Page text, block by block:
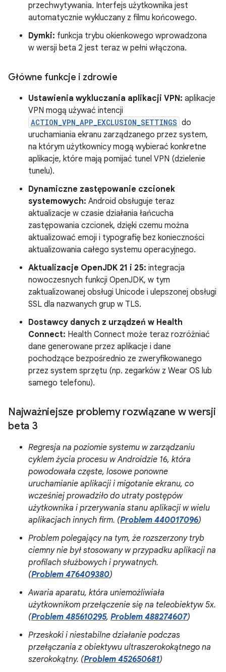
przechwytywania. Interfejs użytkownika jest
automatycznie wykluczany z filmu końcowego.
Dymki: funkcja trybu okienkowego wprowadzona
w wersji beta 2 jest teraz w pełni włączona.
Główne funkcje i zdrowie
Ustawienia wykluczania aplikacji VPN: aplikacje
VPN mogą używać intencji
ACTION_VPN_APP_EXCLUSION_SETTINGS do
uruchamiania ekranu zarządzanego przez system,
na którym użytkownicy mogą wybierać konkretne
aplikacje, które mają pomijać tunel VPN (dzielenie
tunelu).
Dynamiczne zastępowanie czcionek
systemowych: Android obsługuje teraz
aktualizacje w czasie działania łańcucha
zastępowania czcionek, dzięki czemu można
aktualizować emoji i typografię bez konieczności
aktualizowania całego systemu operacyjnego.
Aktualizacje OpenJDK 21 i 25: integracja
nowoczesnych funkcji OpenJDK, w tym
zaktualizowanej obsługi Unicode i ulepszonej obsługi
SSL dla nazwanych grup w TLS.
Dostawcy danych z urządzeń w Health
Connect: Health Connect może teraz rozróżniać
dane generowane przez aplikacje i dane
pochodzące bezpośrednio ze zweryfikowanego
przez system sprzętu (np. zegarków z Wear OS lub
samego telefonu).
Najważniejsze problemy rozwiązane w wersji
beta 3
Regresja na poziomie systemu w zarządzaniu
cyklem życia procesu w Androidzie 16, która
powodowała częste, losowe ponowne
uruchamianie aplikacji i migotanie ekranu, co
wcześniej prowadziło do utraty postępów
użytkownika i przerywania stanu aplikacji w wielu
aplikacjach innych firm. (Problem 440017096)
Problem polegający na tym, że rozszerzony tryb
ciemny nie był stosowany w przypadku aplikacji na
profilach służbowych i prywatnych.
(Problem 476409380)
Awaria aparatu, która uniemożliwiała
użytkownikom przełączenie się na teleobiektyw 5x.
(Problem 485610295, Problem 488274607)
Przeskoki i niestabilne działanie podczas
przełączania z obiektywu ultraszerokokątnego na
szerokokątny. (Problem 452650681)